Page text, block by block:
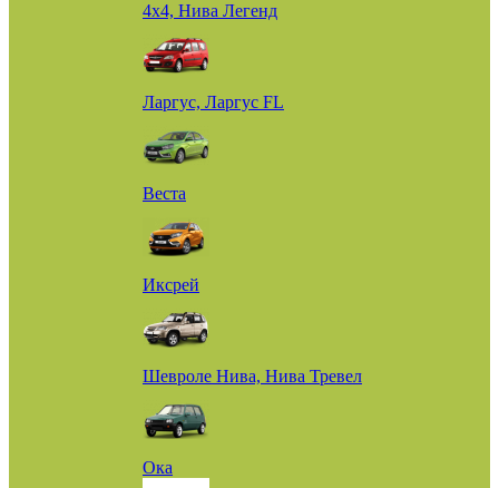
4х4, Нива Легенд
Ларгус, Ларгус FL
Веста
Иксрей
Шевроле Нива, Нива Тревел
Ока